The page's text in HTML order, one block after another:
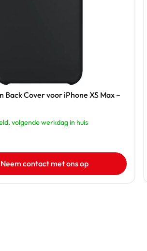
Back Cover voor iPhone XS Max –
volgende werkdag in huis
Neem contact met ons op